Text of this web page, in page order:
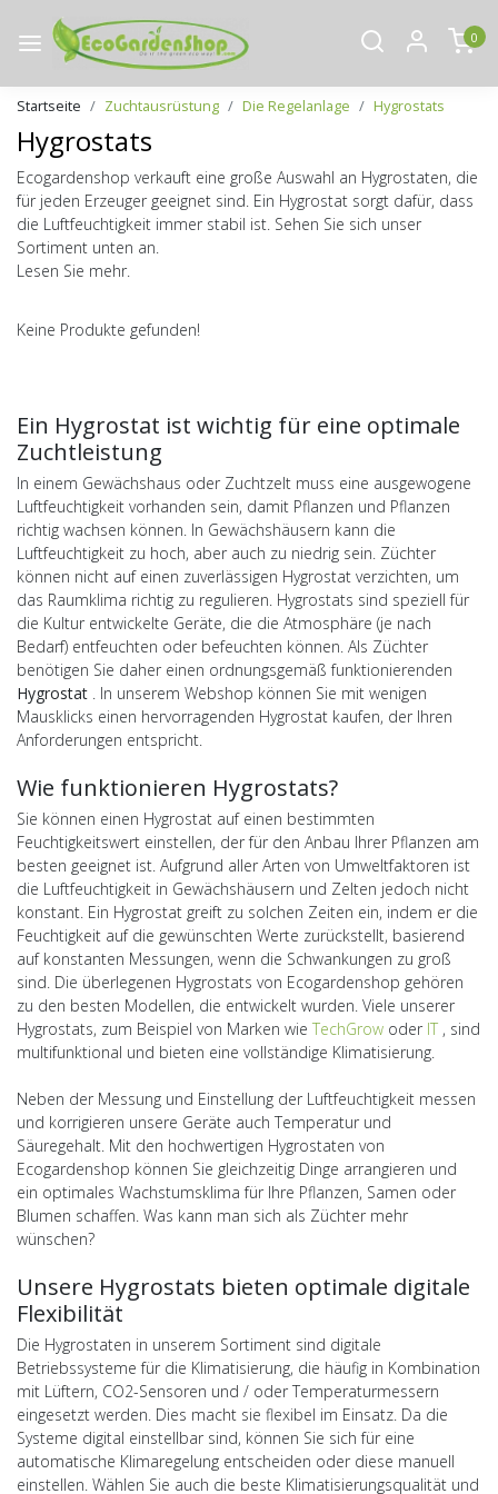
0
Startseite Zuchtausrüstung Die Regelanlage Hygrostats
Hygrostats
Ecogardenshop verkauft eine große Auswahl an Hygrostaten, die
für jeden Erzeuger geeignet sind. Ein Hygrostat sorgt dafür, dass
die Luftfeuchtigkeit immer stabil ist. Sehen Sie sich unser
Sortiment unten an.
Lesen Sie mehr.
Keine Produkte gefunden!
Ein Hygrostat ist wichtig für eine optimale
Zuchtleistung
In einem Gewächshaus oder Zuchtzelt muss eine ausgewogene
Luftfeuchtigkeit vorhanden sein, damit Pflanzen und Pflanzen
richtig wachsen können. In Gewächshäusern kann die
Luftfeuchtigkeit zu hoch, aber auch zu niedrig sein. Züchter
können nicht auf einen zuverlässigen Hygrostat verzichten, um
das Raumklima richtig zu regulieren. Hygrostats sind speziell für
die Kultur entwickelte Geräte, die die Atmosphäre (je nach
Bedarf) entfeuchten oder befeuchten können. Als Züchter
benötigen Sie daher einen ordnungsgemäß funktionierenden
Hygrostat . In unserem Webshop können Sie mit wenigen
Mausklicks einen hervorragenden Hygrostat kaufen, der Ihren
Anforderungen entspricht.
Wie funktionieren Hygrostats?
Sie können einen Hygrostat auf einen bestimmten
Feuchtigkeitswert einstellen, der für den Anbau Ihrer Pflanzen am
besten geeignet ist. Aufgrund aller Arten von Umweltfaktoren ist
die Luftfeuchtigkeit in Gewächshäusern und Zelten jedoch nicht
konstant. Ein Hygrostat greift zu solchen Zeiten ein, indem er die
Feuchtigkeit auf die gewünschten Werte zurückstellt, basierend
auf konstanten Messungen, wenn die Schwankungen zu groß
sind. Die überlegenen Hygrostats von Ecogardenshop gehören
zu den besten Modellen, die entwickelt wurden. Viele unserer
Hygrostats, zum Beispiel von Marken wie TechGrow oder IT , sind
multifunktional und bieten eine vollständige Klimatisierung.
Neben der Messung und Einstellung der Luftfeuchtigkeit messen
und korrigieren unsere Geräte auch Temperatur und
Säuregehalt. Mit den hochwertigen Hygrostaten von
Ecogardenshop können Sie gleichzeitig Dinge arrangieren und
ein optimales Wachstumsklima für Ihre Pflanzen, Samen oder
Blumen schaffen. Was kann man sich als Züchter mehr
wünschen?
Unsere Hygrostats bieten optimale digitale
Flexibilität
Die Hygrostaten in unserem Sortiment sind digitale
Betriebssysteme für die Klimatisierung, die häufig in Kombination
mit Lüftern, CO2-Sensoren und / oder Temperaturmessern
eingesetzt werden. Dies macht sie flexibel im Einsatz. Da die
Systeme digital einstellbar sind, können Sie sich für eine
automatische Klimaregelung entscheiden oder diese manuell
einstellen. Wählen Sie auch die beste Klimatisierungsqualität und